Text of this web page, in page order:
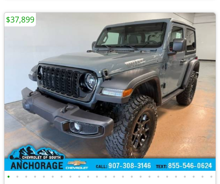
• • • • • • • • • • • • • • • • • • • • • • • •
$37,899